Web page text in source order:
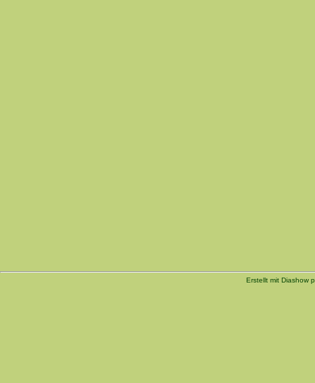
Erstellt mit Diashow